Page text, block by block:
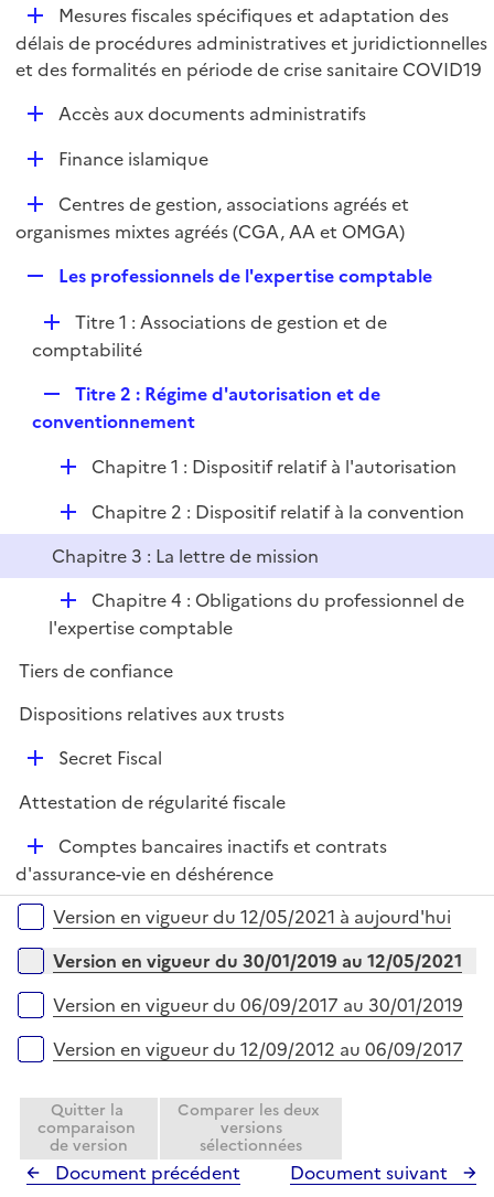
p
l
i
e
r
D
é
p
Mesures fiscales spécifiques et adaptation des
délais de procédures administratives et juridictionnelles
et des formalités en période de crise sanitaire COVID19
D
e
Accès aux documents administratifs
D
l
r
Finance islamique
D
é
i
e
r
Centres de gestion, associations agréés et
organismes mixtes agréés (CGA, AA et OMGA)
p
l
r
Les professionnels de l'expertise comptable
D
é
i
e
r
Titre 1 : Associations de gestion et de
comptabilité
e
l
i
e
r
Titre 2 : Régime d'autorisation et de
conventionnement
D
i
r
Chapitre 1 : Dispositif relatif à l'autorisation
D
é
p
e
r
Chapitre 2 : Dispositif relatif à la convention
Chapitre 3 : La lettre de mission
D
é
l
i
r
Chapitre 4 : Obligations du professionnel de
l'expertise comptable
Tiers de confiance
Dispositions relatives aux trusts
D
p
e
r
Secret Fiscal
Attestation de régularité fiscale
D
é
p
e
r
Comptes bancaires inactifs et contrats
d'assurance-vie en déshérence
Versions sur la période
Version en vigueur du 12/05/2021 à aujourd'hui
Version en vigueur du 30/01/2019 au 12/05/2021
Version en vigueur du 06/09/2017 au 30/01/2019
Version en vigueur du 12/09/2012 au 06/09/2017
Quitter la
comparaison
de version
Comparer les deux
versions
sélectionnées
Document précédent Document suivant